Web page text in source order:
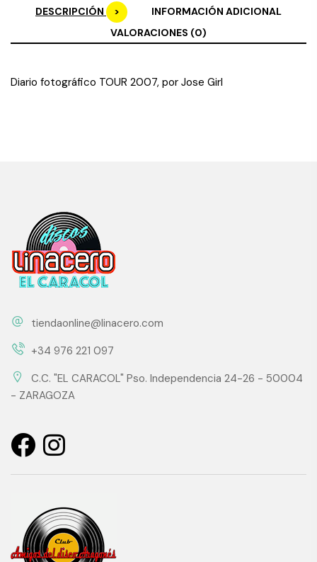
DESCRIPCIÓN
INFORMACIÓN ADICIONAL
VALORACIONES (0)
Diario fotográfico TOUR 2007, por Jose Girl
tiendaonline@linacero.com
+34 976 221 097
C.C. "EL CARACOL" Pso. Independencia 24-26 - 50004
- ZARAGOZA